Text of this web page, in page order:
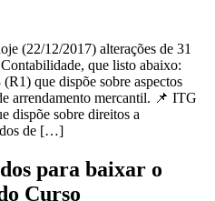
(22/12/2017) alterações de 31
que listo abaixo:
que dispõe sobre aspectos
arrendamento mercantil. 📌 ITG
dispõe sobre direitos a
de […]
para baixar o
Curso